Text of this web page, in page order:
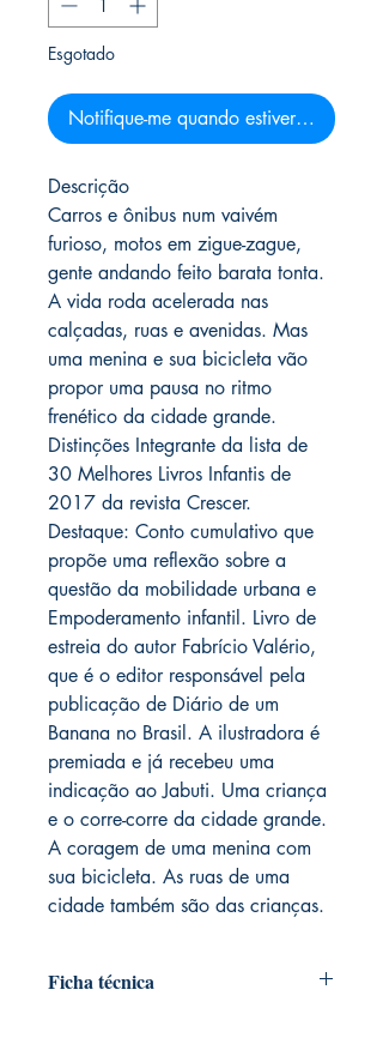
Esgotado
Notifique-me quando estiver disponível
Descrição
Carros e ônibus num vaivém
furioso, motos em zigue-zague,
gente andando feito barata tonta.
A vida roda acelerada nas
calçadas, ruas e avenidas. Mas
uma menina e sua bicicleta vão
propor uma pausa no ritmo
frenético da cidade grande.
Distinções Integrante da lista de
30 Melhores Livros Infantis de
2017 da revista Crescer.
Destaque: Conto cumulativo que
propõe uma reflexão sobre a
questão da mobilidade urbana e
Empoderamento infantil. Livro de
estreia do autor Fabrício Valério,
que é o editor responsável pela
publicação de Diário de um
Banana no Brasil. A ilustradora é
premiada e já recebeu uma
indicação ao Jabuti. Uma criança
e o corre-corre da cidade grande.
A coragem de uma menina com
sua bicicleta. As ruas de uma
cidade também são das crianças.
Ficha técnica